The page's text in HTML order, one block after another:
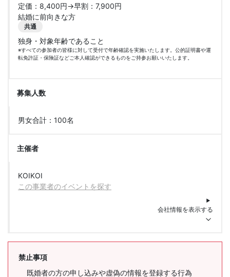
定価：8,400円→早割：7,900円
結婚に前向きな方
共通
独身・対象年齢であること
※すべての参加者の皆様に対して受付で年齢確認を実施いたします。公的証明書や運
転免許証・保険証などご本人確認ができるものをご持参お願いいたします。
募集人数
男女合計：100名
主催者
KOIKOI
この事業者のイベントを探す
会社情報を表示する
禁止事項
既婚者の方の申し込みや虚偽の情報を登録する行為